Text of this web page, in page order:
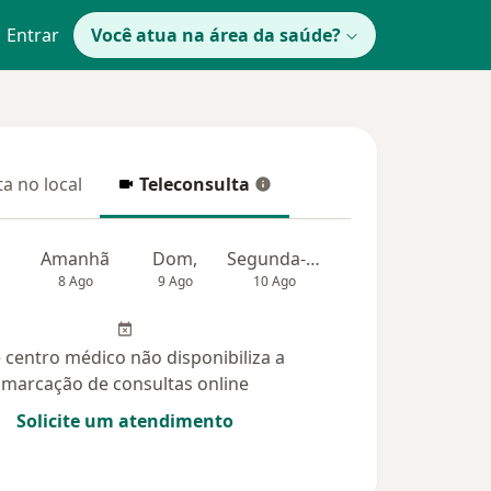
Entrar Você atua na área da saúde?
no local
no local Teleconsulta
Teleconsulta
Amanhã
8 Ago
Dom,
9 Ago
Segunda-feira
10 Ago
centro médico não disponibiliza a
marcação de consultas online
Solicite um atendimento